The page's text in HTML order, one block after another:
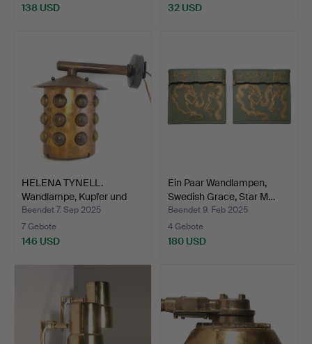
138 USD 32 USD
HELENA TYNELL.
Wandlampe, Kupfer und
Glas,…
Beendet 7. Sep 2025
7 Gebote
146 USD
Ein Paar Wandlampen,
Swedish Grace, Star M…
Beendet 9. Feb 2025
4 Gebote
180 USD